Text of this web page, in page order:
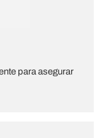
para asegurar